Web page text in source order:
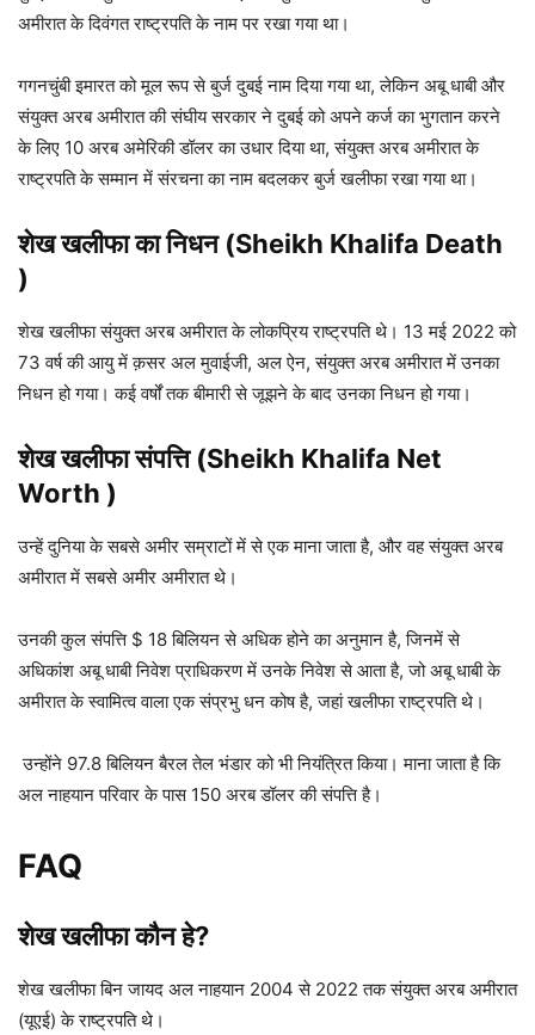
अमीरात के दिवंगत राष्ट्रपति के नाम पर रखा गया था।
गगनचुंबी इमारत को मूल रूप से बुर्ज दुबई नाम दिया गया था, लेकिन अबू धाबी और
संयुक्त अरब अमीरात की संघीय सरकार ने दुबई को अपने कर्ज का भुगतान करने
के लिए 10 अरब अमेरिकी डॉलर का उधार दिया था, संयुक्त अरब अमीरात के
राष्ट्रपति के सम्मान में संरचना का नाम बदलकर बुर्ज खलीफा रखा गया था।
शेख खलीफा का निधन (Sheikh Khalifa Death
)
शेख खलीफा संयुक्त अरब अमीरात के लोकप्रिय राष्ट्रपति थे। 13 मई 2022 को
73 वर्ष की आयु में क़सर अल मुवाईजी, अल ऐन, संयुक्त अरब अमीरात में उनका
निधन हो गया। कई वर्षों तक बीमारी से जूझने के बाद उनका निधन हो गया।
शेख खलीफा संपत्ति (Sheikh Khalifa Net
Worth )
उन्हें दुनिया के सबसे अमीर सम्राटों में से एक माना जाता है, और वह संयुक्त अरब
अमीरात में सबसे अमीर अमीरात थे।
उनकी कुल संपत्ति $ 18 बिलियन से अधिक होने का अनुमान है, जिनमें से
अधिकांश अबू धाबी निवेश प्राधिकरण में उनके निवेश से आता है, जो अबू धाबी के
अमीरात के स्वामित्व वाला एक संप्रभु धन कोष है, जहां खलीफा राष्ट्रपति थे।
उन्होंने 97.8 बिलियन बैरल तेल भंडार को भी नियंत्रित किया। माना जाता है कि
अल नाहयान परिवार के पास 150 अरब डॉलर की संपत्ति है।
FAQ
शेख खलीफा कौन हे?
शेख खलीफा बिन जायद अल नाहयान 2004 से 2022 तक संयुक्त अरब अमीरात
(यूएई) के राष्ट्रपति थे।